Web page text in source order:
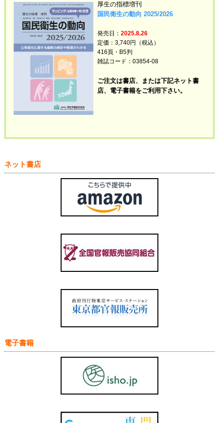
厚生の指標増刊
国民衛生の動向 2025/2026
発売日： 2025.8.26
定価：3,740円（税込）
416頁・B5判
雑誌コード：03854-08
ご注文は書店、または下記ネット書
店、電子書籍をご利用下さい。
ネット書店
電子書籍